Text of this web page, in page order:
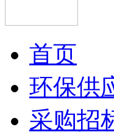
首页
环保供
采购招